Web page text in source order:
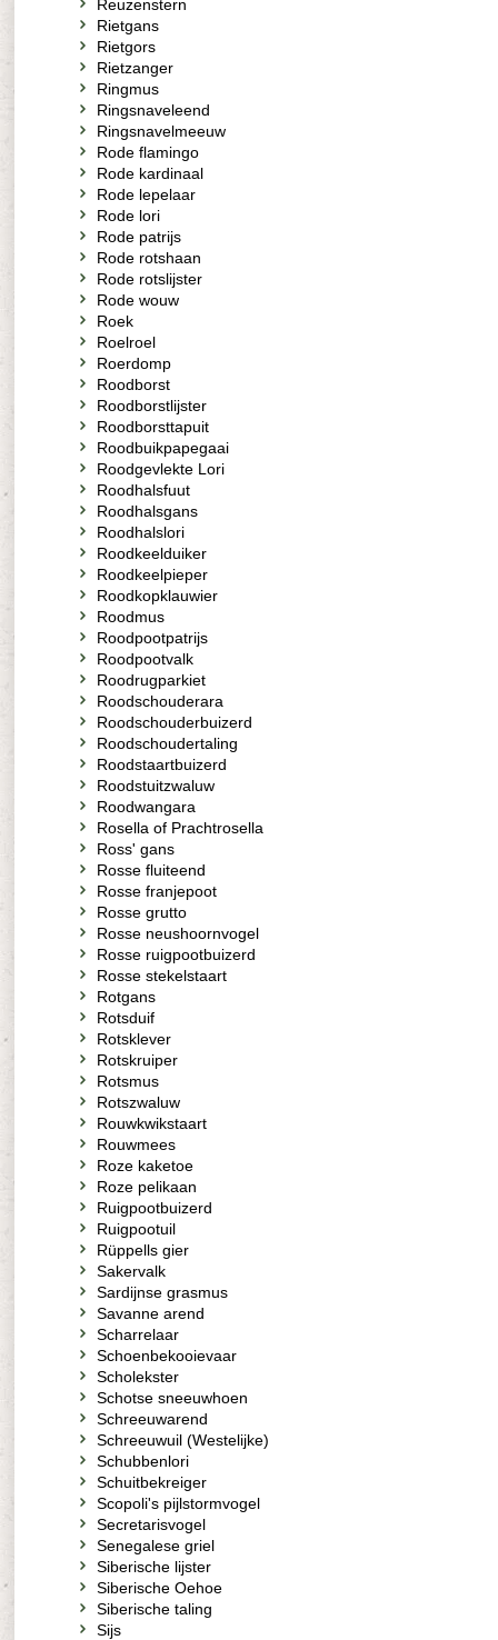
Reuzenstern
Rietgans
Rietgors
Rietzanger
Ringmus
Ringsnaveleend
Ringsnavelmeeuw
Rode flamingo
Rode kardinaal
Rode lepelaar
Rode lori
Rode patrijs
Rode rotshaan
Rode rotslijster
Rode wouw
Roek
Roelroel
Roerdomp
Roodborst
Roodborstlijster
Roodborsttapuit
Roodbuikpapegaai
Roodgevlekte Lori
Roodhalsfuut
Roodhalsgans
Roodhalslori
Roodkeelduiker
Roodkeelpieper
Roodkopklauwier
Roodmus
Roodpootpatrijs
Roodpootvalk
Roodrugparkiet
Roodschouderara
Roodschouderbuizerd
Roodschoudertaling
Roodstaartbuizerd
Roodstuitzwaluw
Roodwangara
Rosella of Prachtrosella
Ross' gans
Rosse fluiteend
Rosse franjepoot
Rosse grutto
Rosse neushoornvogel
Rosse ruigpootbuizerd
Rosse stekelstaart
Rotgans
Rotsduif
Rotsklever
Rotskruiper
Rotsmus
Rotszwaluw
Rouwkwikstaart
Rouwmees
Roze kaketoe
Roze pelikaan
Ruigpootbuizerd
Ruigpootuil
Rüppells gier
Sakervalk
Sardijnse grasmus
Savanne arend
Scharrelaar
Schoenbekooievaar
Scholekster
Schotse sneeuwhoen
Schreeuwarend
Schreeuwuil (Westelijke)
Schubbenlori
Schuitbekreiger
Scopoli's pijlstormvogel
Secretarisvogel
Senegalese griel
Siberische lijster
Siberische Oehoe
Siberische taling
Sijs